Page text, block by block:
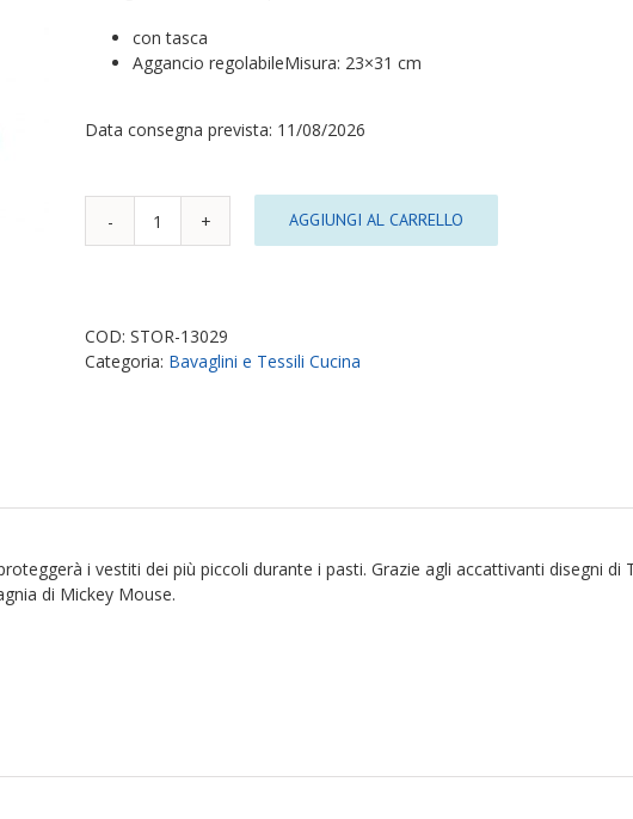
con tasca
Aggancio regolabileMisura: 23×31 cm
Data consegna prevista: 11/08/2026
Bavagliolo
Cool
Like
AGGIUNGI AL CARRELLO
COD: STOR-13029
Categoria: Bavaglini e Tessili Cucina
i vestiti dei più piccoli durante i pasti. Grazie agli accattivanti disegni di
di Mickey Mouse.